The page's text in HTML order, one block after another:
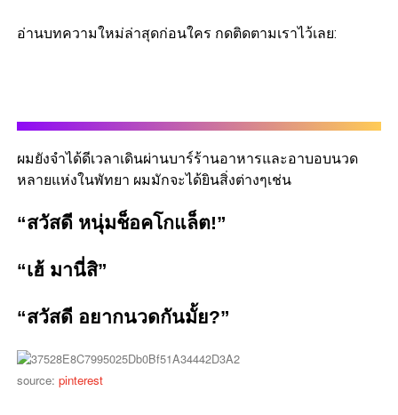
อ่านบทความใหม่ล่าสุดก่อนใคร กดติดตามเราไว้เลย:
ผมยังจำได้ดีเวลาเดินผ่านบาร์ร้านอาหารและอาบอบนวด
หลายแห่งในพัทยา ผมมักจะได้ยินสิ่งต่างๆเช่น
“สวัสดี หนุ่มช็อคโกแล็ต!”
“เฮ้ มานี่สิ”
“สวัสดี อยากนวดกันมั้ย?”
source: pinterest